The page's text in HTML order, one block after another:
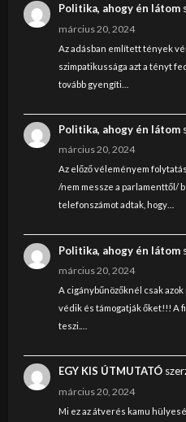
Politika, ahogy én látom
március 20, 2024
Az adásban említett tények
szimpatikussága azt a tényt
tovább gyengíti…
Politika, ahogy én látom
március 20, 2024
Az előző véleményem
/nem messze a parlamenttől/
telefonszámot adtak, hogy…
Politika, ahogy én látom
március 20, 2024
A cigánybűnözőknél csak
védik és támogatják őket!!! A
teszi.…
EGY KIS ÚTMUTATÓ
március 20, 2024
Mi ez az átverés kamu